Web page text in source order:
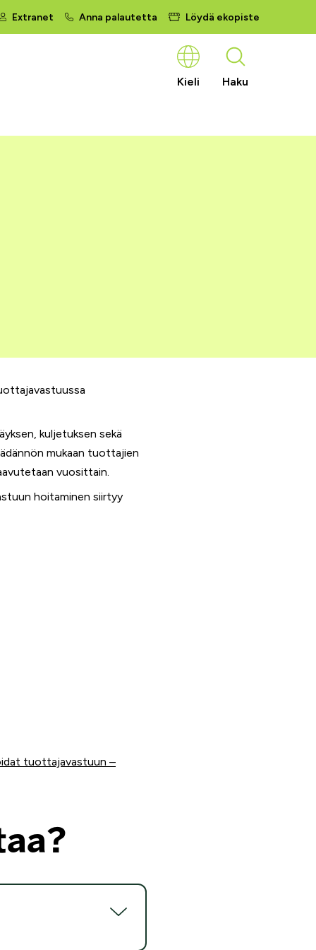
Extranet Anna palautetta Löydä ekopiste
Kieli Haku
kuljetuksen sekä
mukaan tuottajien
vuosittain.
hoitaminen siirtyy
tuottajavastuun –